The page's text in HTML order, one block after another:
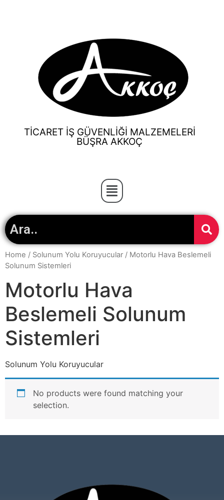
TİCARET İŞ GÜVENLİĞİ MALZEMELERİ
BÜŞRA AKKOÇ
Home / Solunum Yolu Koruyucular / Motorlu Hava Beslemeli
Solunum Sistemleri
Motorlu Hava
Beslemeli Solunum
Sistemleri
Solunum Yolu Koruyucular
No products were found matching your
selection.